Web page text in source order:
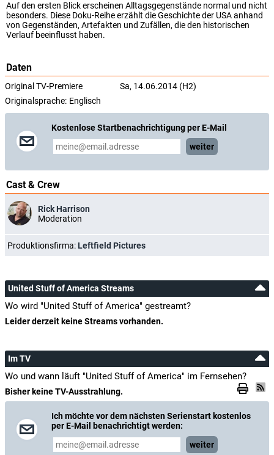
Auf den ersten Blick erscheinen Alltagsgegenstände normal und nicht
besonders. Diese Doku-Reihe erzählt die Geschichte der USA anhand
von Gegenständen, Artefakten und Zufällen, die den historischen
Verlauf beeinflusst haben.
Daten
Original TV-Premiere
Sa, 14.06.2014 (H2)
Originalsprache: Englisch
Kostenlose Startbenachrichtigung per E-Mail
weiter
Cast & Crew
Rick Harrison
Moderation
Produktionsfirma: Leftfield Pictures
United Stuff of America Streams
Wo wird "United Stuff of America" gestreamt?
Leider derzeit keine Streams vorhanden.
Im TV
Wo und wann läuft "United Stuff of America" im Fernsehen?
Bisher keine TV-Ausstrahlung.
Ich möchte vor dem nächsten Serienstart kostenlos
per E-Mail benachrichtigt werden:
weiter